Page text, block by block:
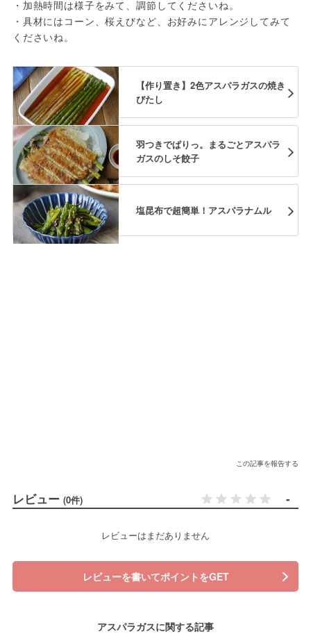
・加熱時間は様子をみて、調節してくださいね。
・具材にはコーン、桜えびなど、お好みにアレンジしてみて
くださいね。
【作り置き】2色アスパラガスの焼き
びたし
羽つきでぱりっ。まるごとアスパラ
ガスのしそ餃子
塩昆布で超簡単！アスパラナムル
この記事を報告する
レビュー (0件) -
レビューはまだありません
レビューを書いてポイントをGET
アスパラガスに関する記事